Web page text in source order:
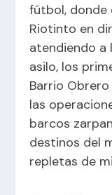
fútbol, donde
Riotinto en
atendiendo a
asilo, los
Barrio
las
barcos
destinos del
repletas de